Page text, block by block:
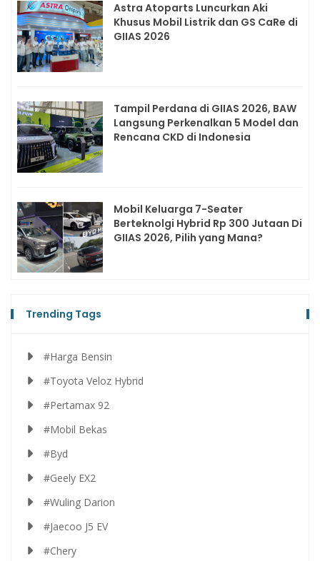
Astra Atoparts Luncurkan Aki
Khusus Mobil Listrik dan GS CaRe di
GIIAS 2026
Tampil Perdana di GIIAS 2026, BAW
Langsung Perkenalkan 5 Model dan
Rencana CKD di Indonesia
Mobil Keluarga 7-Seater
Berteknolgi Hybrid Rp 300 Jutaan Di
GIIAS 2026, Pilih yang Mana?
Trending Tags
#Harga Bensin
#Toyota Veloz Hybrid
#Pertamax 92
#Mobil Bekas
#Byd
#Geely EX2
#Wuling Darion
#Jaecoo J5 EV
#Chery